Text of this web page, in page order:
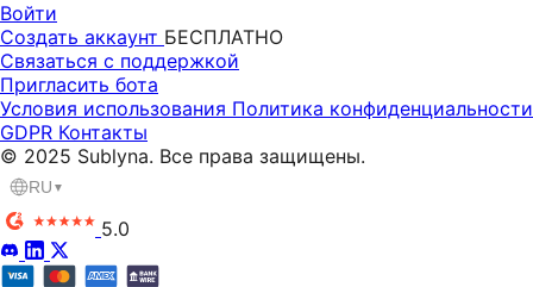
Войти
Создать аккаунт БЕСПЛАТНО
Связаться с поддержкой
Пригласить бота
Условия использования Политика конфиденциальности
GDPR Контакты
© 2025 Sublyna. Все права защищены.
RU ▼
5.0